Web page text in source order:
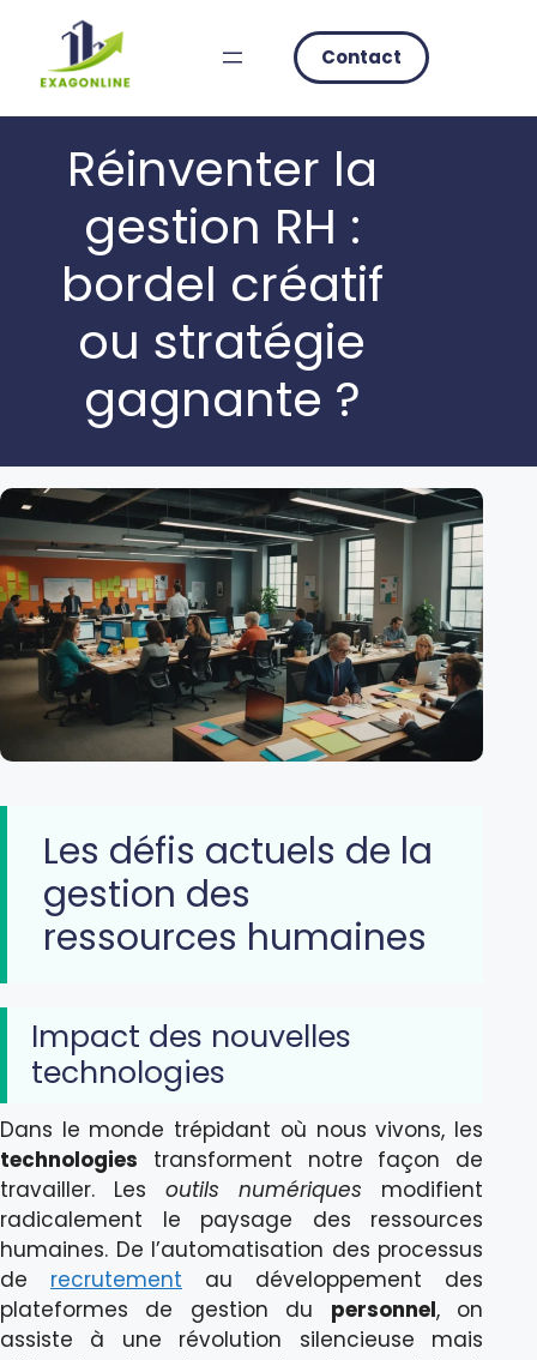
content
Contact
Réinventer la
gestion RH :
bordel créatif
ou stratégie
gagnante ?
Les défis actuels de la
gestion des
ressources humaines
Impact des nouvelles
technologies
Dans le monde trépidant où nous vivons, les
technologies transforment notre façon de
travailler. Lesoutils numériques modifient
radicalement le paysage des ressources
humaines. De l’automatisation des processus
de recrutement au développement des
plateformes de gestion du personnel, on
assiste à une révolution silencieuse mais